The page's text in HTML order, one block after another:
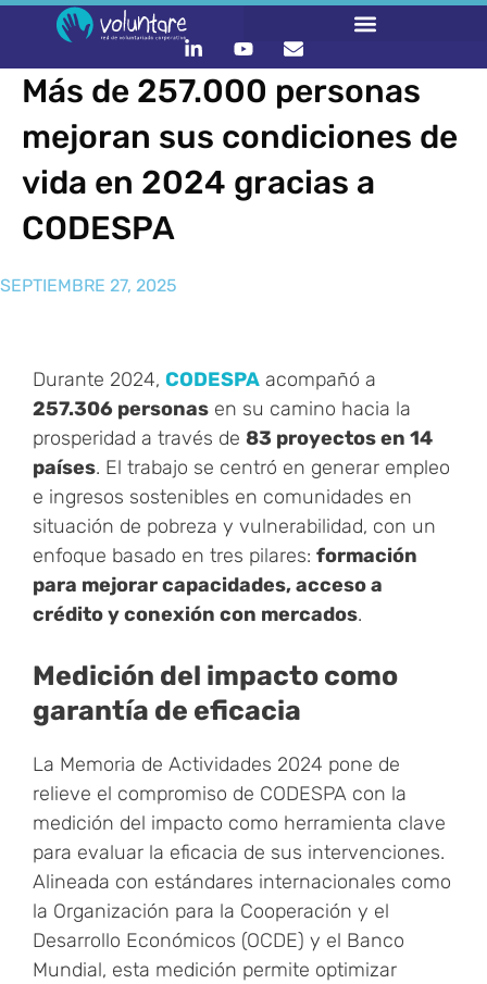
Más de 257.000 personas
mejoran sus condiciones de
vida en 2024 gracias a
CODESPA
SEPTIEMBRE 27, 2025
Durante 2024, CODESPA acompañó a
257.306 personas en su camino hacia la
prosperidad a través de 83 proyectos en 14
países. El trabajo se centró en generar empleo
e ingresos sostenibles en comunidades en
situación de pobreza y vulnerabilidad, con un
enfoque basado en tres pilares: formación
para mejorar capacidades, acceso a
crédito y conexión con mercados.
Medición del impacto como
garantía de eficacia
La Memoria de Actividades 2024 pone de
relieve el compromiso de CODESPA con la
medición del impacto como herramienta clave
para evaluar la eficacia de sus intervenciones.
Alineada con estándares internacionales como
la Organización para la Cooperación y el
Desarrollo Económicos (OCDE) y el Banco
Mundial, esta medición permite optimizar